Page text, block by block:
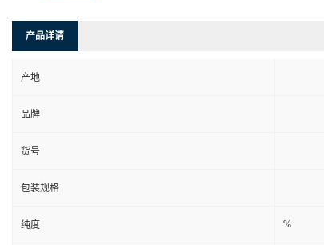
产品详请
产地
品牌
货号
包装规格
纯度 %